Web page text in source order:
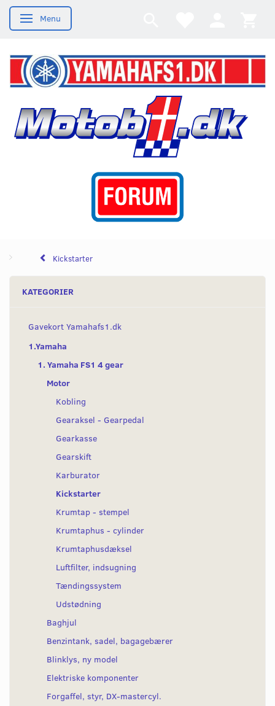
Skifte navigation
Menu
Kickstarter
KATEGORIER
Gavekort Yamahafs1.dk
1.Yamaha
1. Yamaha FS1 4 gear
Motor
Kobling
Gearaksel - Gearpedal
Gearkasse
Gearskift
Karburator
Kickstarter
Krumtap - stempel
Krumtaphus - cylinder
Krumtaphusdæksel
Luftfilter, indsugning
Tændingssystem
Udstødning
Baghjul
Benzintank, sadel, bagagebærer
Blinklys, ny model
Elektriske komponenter
Forgaffel, styr, DX-mastercyl.